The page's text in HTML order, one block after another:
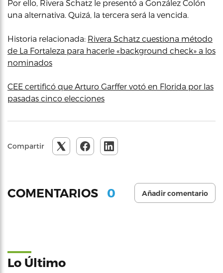
Por ello, Rivera Schatz le presentó a González Colón
una alternativa. Quizá, la tercera será la vencida.
Historia relacionada: Rivera Schatz cuestiona método
de La Fortaleza para hacerle «background check» a los
nominados
CEE certificó que Arturo Garffer votó en Florida por las
pasadas cinco elecciones
Compartir
COMENTARIOS 0 Añadir comentario
Lo Último